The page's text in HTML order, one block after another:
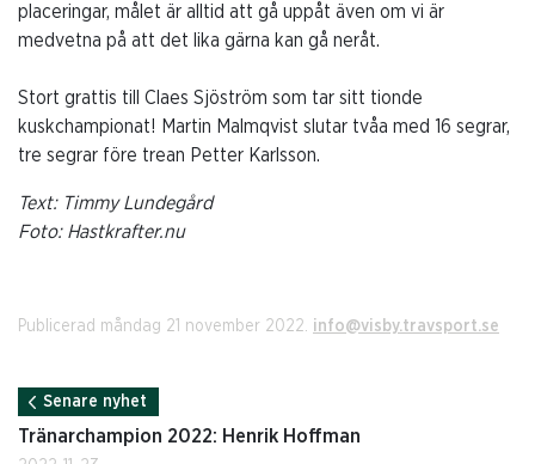
placeringar, målet är alltid att gå uppåt även om vi är
medvetna på att det lika gärna kan gå neråt.
Stort grattis till Claes Sjöström som tar sitt tionde
kuskchampionat! Martin Malmqvist slutar tvåa med 16 segrar,
tre segrar före trean Petter Karlsson.
Text: Timmy Lundegård
Foto: Hastkrafter.nu
Publicerad måndag 21 november 2022. info@visby.travsport.se
Senare nyhet
Tränarchampion 2022: Henrik Hoffman